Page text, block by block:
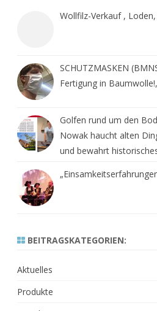
Wollfilz-Verkauf ,
SCHUTZMASKEN
Fertigung in Baumwolle!,
Golfen rund um den
Nowak haucht alten
und bewahrt
BEITRAGSKATEGORIEN:
Aktuelles
Produkte